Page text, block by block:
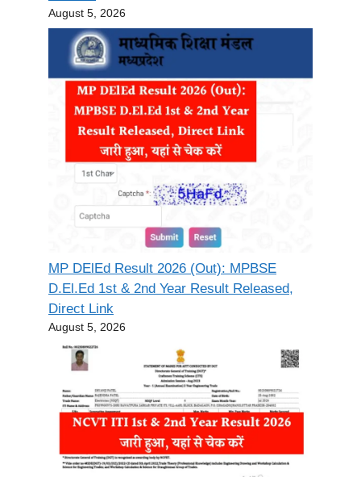
August 5, 2026
MP DElEd Result 2026 (Out): MPBSE
D.El.Ed 1st & 2nd Year Result Released,
Direct Link
August 5, 2026